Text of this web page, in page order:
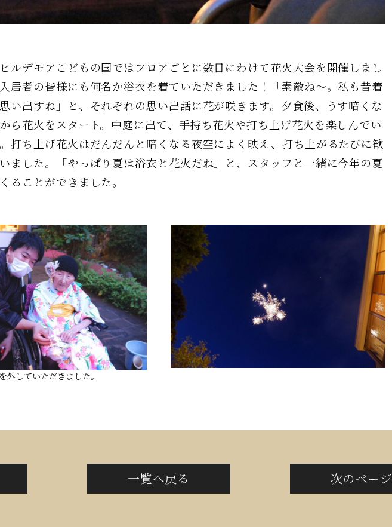
ルデモアこどもの国ではフロアごとに数日にわけて花火大会を開催しまし
居者の皆様にも何名か浴衣を着ていただきました！「素敵ね～。私も昔着
い出すね」と、それぞれの思い出話に花が咲きます。夕食後、うす暗くな
ら花火をスタート。中庭に出て、手持ち花火や打ち上げ花火を楽しんでい
打ち上げ花火はだんだんと暗くなる夜空によく映え、打ち上がるたびに歓
ました。「やっぱり夏は浴衣と花火だね」と、スタッフと一緒に今年の夏
ることができました。
外していただきました。
一覧へ戻る 次のページ